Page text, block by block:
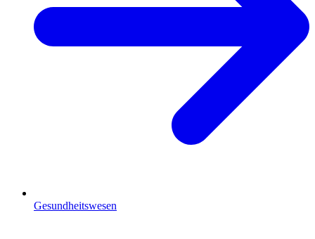
Gesundheitswesen